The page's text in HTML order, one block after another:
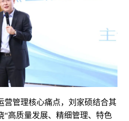
管理核心痛点，刘家硕结合其
“高质量发展、精细管理、特色